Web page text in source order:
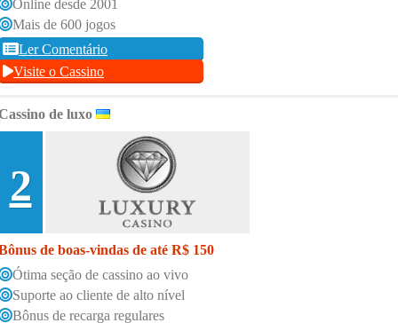
Online desde 2001
Mais de 600 jogos
Ler Comentário
Visite o Cassino
de luxo
2
de boas-vindas de até R$ 150
Ótima seção de cassino ao vivo
Suporte ao cliente de alto nível
Bônus de recarga regulares